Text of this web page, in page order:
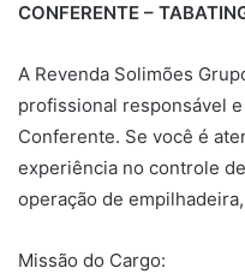
CONFERENTE –
A Revenda Solimões
profissional responsável
Conferente. Se você é
experiência no controle
operação de
Missão do Cargo: